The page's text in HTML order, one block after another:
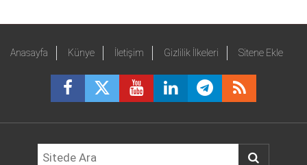
Anasayfa Künye İletişim Gizlilik İlkeleri Sitene Ekle